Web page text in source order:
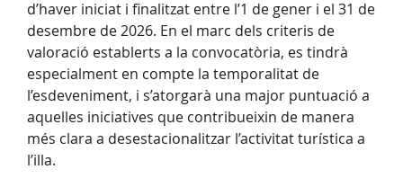
d’haver iniciat i finalitzat entre l’1 de gener i el 31 de
desembre de 2026. En el marc dels criteris de
valoració establerts a la convocatòria, es tindrà
especialment en compte la temporalitat de
l’esdeveniment, i s’atorgarà una major puntuació a
aquelles iniciatives que contribueixin de manera
més clara a desestacionalitzar l’activitat turística a
l’illa.